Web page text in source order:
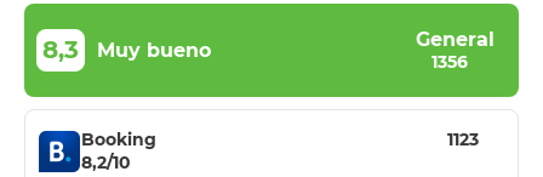
8,3 Muy bueno General
1356
Booking
8,2/10
1123